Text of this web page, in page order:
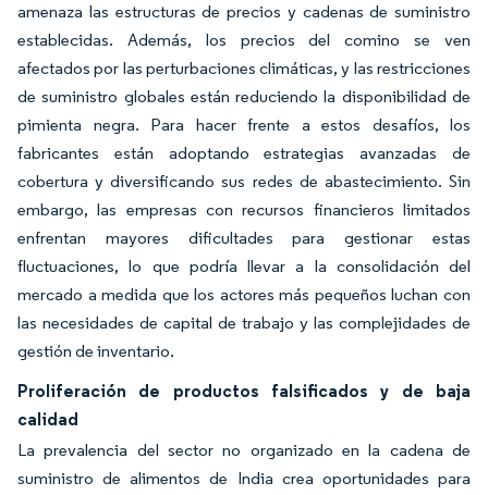
amenaza las estructuras de precios y cadenas de suministro
establecidas. Además, los precios del comino se ven
afectados por las perturbaciones climáticas, y las restricciones
de suministro globales están reduciendo la disponibilidad de
pimienta negra. Para hacer frente a estos desafíos, los
fabricantes están adoptando estrategias avanzadas de
cobertura y diversificando sus redes de abastecimiento. Sin
embargo, las empresas con recursos financieros limitados
enfrentan mayores dificultades para gestionar estas
fluctuaciones, lo que podría llevar a la consolidación del
mercado a medida que los actores más pequeños luchan con
las necesidades de capital de trabajo y las complejidades de
gestión de inventario.
Proliferación de productos falsificados y de baja
calidad
La prevalencia del sector no organizado en la cadena de
suministro de alimentos de India crea oportunidades para